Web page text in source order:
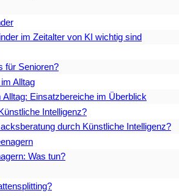
im Zeitalter von KI wichtig sind
für Senioren?
Alltag: Einsatzbereiche im Überblick
durch Künstliche Intelligenz?
Was tun?